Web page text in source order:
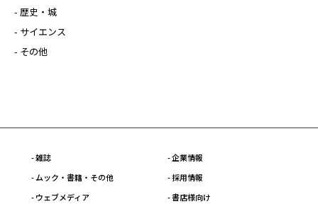
- 歴史・城
- サイエンス
- その他
- 雑誌
- ムック・書籍・その他
- ウェブメディア
- 企業情報
- 採用情報
- 書店様向け